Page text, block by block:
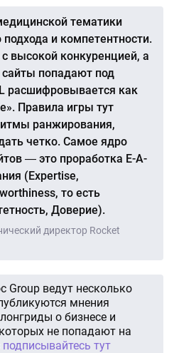
тематики
подхода и компетентности.
высокой конкуренцией, а
попадают под
расшифровывается как
Правила игры тут
ранжирования,
четко. Самое ядро
― это проработка E-A-
(Expertise,
то есть
Доверие).
директор Rocket
Group ведут несколько
мнения
о бизнесе и
не попадают на
подписывайтесь тут